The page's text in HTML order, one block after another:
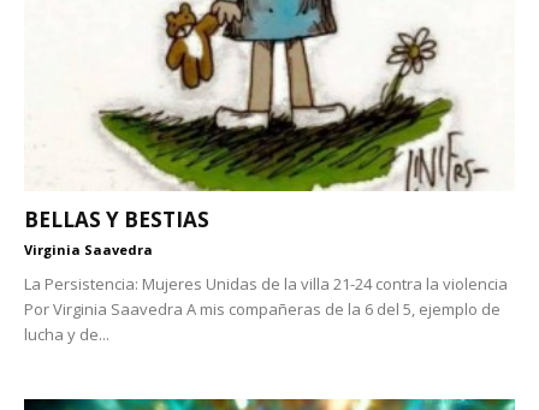
BELLAS Y BESTIAS
Virginia Saavedra
La Persistencia: Mujeres Unidas de la villa 21-24 contra la violencia
Por Virginia Saavedra A mis compañeras de la 6 del 5, ejemplo de
lucha y de...